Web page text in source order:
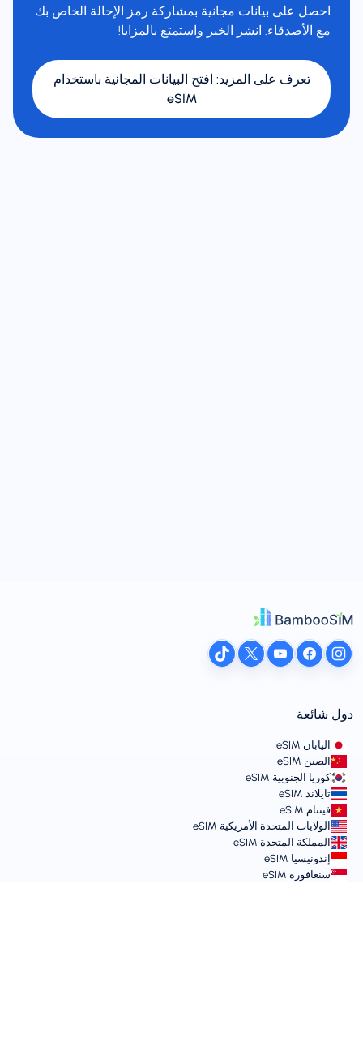
احصل على بيانات مجانية بمشاركة رمز الإحالة الخاص بك
مع الأصدقاء. انشر الخبر واستمتع بالمزايا!
تعرف على المزيد: افتح البيانات المجانية باستخدام
eSIM
دول شائعة
اليابان eSIM
الصين eSIM
كوريا الجنوبية eSIM
تايلاند eSIM
فيتنام eSIM
الولايات المتحدة الأمريكية eSIM
المملكة المتحدة eSIM
إندونيسيا eSIM
سنغافورة eSIM